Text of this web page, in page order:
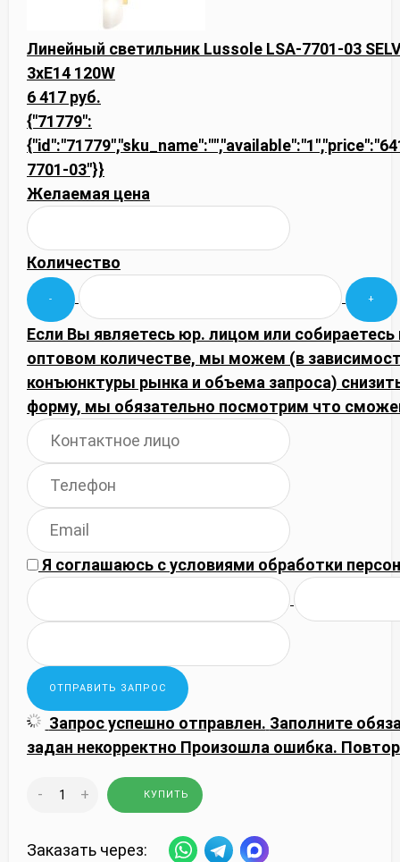
Линейный светильник Lussole LSA-7701-03
3xE14 120W
6 417 руб.
{"71779":
7701-03"}}
Желаемая цена
Количество
Если Вы являетесь юр. лицом или собираетесь
оптовом количестве, мы можем (в
конъюнктуры рынка и объема запроса)
форму, мы обязательно посмотрим что
Я соглашаюсь сусловиями обработки
Запрос успешно отправлен. Заполните
задан некорректно Произошла ошибка.
- + КУПИТЬ
Заказать через: